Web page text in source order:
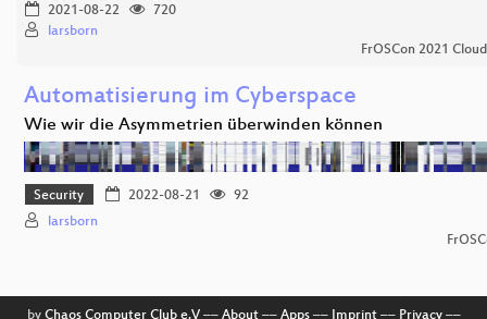
2021-08-22
720
larsborn
FrOSCon 2021
Automatisierung im Cyberspace
Wie wir die Asymmetrien überwinden können
Security 2022-08-21
92
larsborn